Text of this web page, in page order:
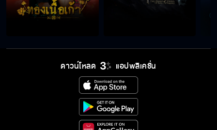
ดาวน์โหลด แอปพลิเคชั่น